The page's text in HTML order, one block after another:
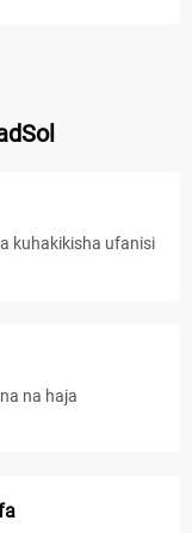
kuhakikisha ufanisi
na haja